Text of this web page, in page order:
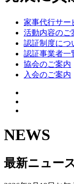
家事代行サー
活動内容のご
認証制度につ
認証事業者一
協会のご案内
入会のご案内
NEWS
最新ニュー